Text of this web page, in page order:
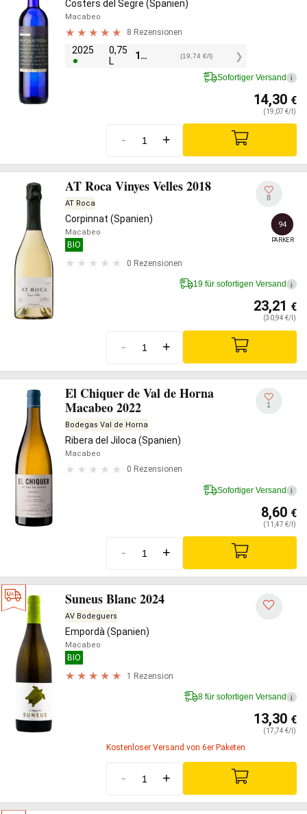
Costers del Segre (Spanien)
Macabeo
8 Rezensionen
2025
0,75
L
14,80 (19,74 €/l)
Sofortiger Versand i
14,30 €
(19,07 €/l)
- +
AT Roca Vinyes Velles 2018
AT Roca
Corpinnat (Spanien)
Macabeo
BIO
0 Rezensionen
8
94
PARKER
19 für sofortigen Versand i
23,21 €
(30,94 €/l)
- +
El Chiquer de Val de Horna
Macabeo 2022
Bodegas Val de Horna
Ribera del Jiloca (Spanien)
Macabeo
0 Rezensionen
1
Sofortiger Versand i
8,60 €
(11,47 €/l)
- +
Suneus Blanc 2024
AV Bodeguers
Empordà (Spanien)
Macabeo
BIO
1 Rezension
8 für sofortigen Versand i
13,30 €
(17,74 €/l)
Kostenloser Versand von 6er Paketen
- +